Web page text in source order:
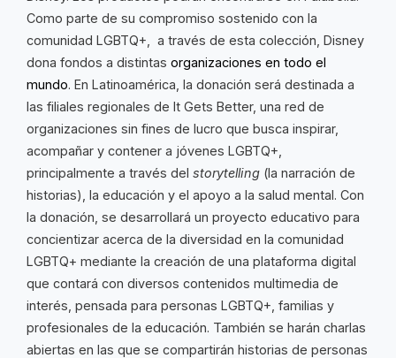
Como parte de su compromiso sostenido con la
comunidad LGBTQ+, a través de esta colección, Disney
dona fondos a distintas organizaciones en todo el
mundo. En Latinoamérica, la donación será destinada a
las filiales regionales de It Gets Better, una red de
organizaciones sin fines de lucro que busca inspirar,
acompañar y contener a jóvenes LGBTQ+,
principalmente a través del storytelling (la narración de
historias), la educación y el apoyo a la salud mental. Con
la donación, se desarrollará un proyecto educativo para
concientizar acerca de la diversidad en la comunidad
LGBTQ+ mediante la creación de una plataforma digital
que contará con diversos contenidos multimedia de
interés, pensada para personas LGBTQ+, familias y
profesionales de la educación. También se harán charlas
abiertas en las que se compartirán historias de personas